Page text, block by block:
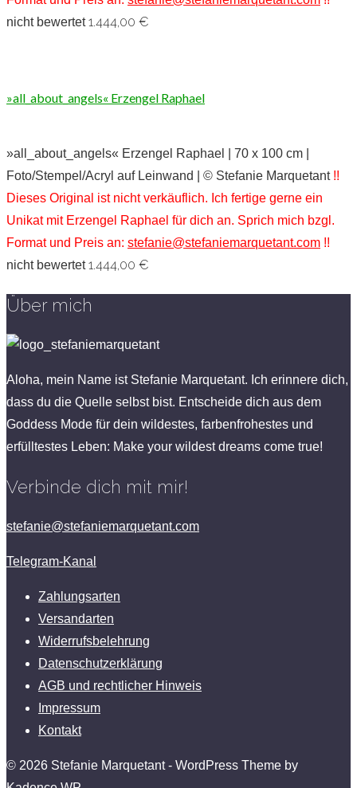
nicht bewertet 1.444,00 €
»all_about_angels« Erzengel Raphael
»all_about_angels« Erzengel Raphael | 70 x 100 cm |
Foto/Stempel/Acryl auf Leinwand | © Stefanie Marquetant !!
Dieses Original ist nicht verkäuflich. Ich fertige gerne ein
Unikat mit Erzengel Raphael für dich an. Sprich mich bzgl.
Format und Preis an: stefanie@stefaniemarquetant.com !!
nicht bewertet 1.444,00 €
Über mich
Aloha, mein Name ist Stefanie Marquetant. Ich erinnere dich,
dass du die Quelle selbst bist. Entscheide dich aus dem
Goddess Mode für dein wildestes, farbenfrohestes und
erfülltestes Leben: Make your wildest dreams come true!
Verbinde dich mit mir!
stefanie@stefaniemarquetant.com
Telegram-Kanal
Zahlungsarten
Versandarten
Widerrufsbelehrung
Datenschutzerklärung
AGB und rechtlicher Hinweis
Impressum
Kontakt
© 2026 Stefanie Marquetant - WordPress Theme by